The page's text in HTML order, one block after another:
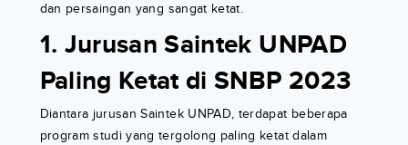
dan persaingan yang sangat ketat.
1. Jurusan Saintek UNPAD
Paling Ketat di SNBP 2023
Diantara jurusan Saintek UNPAD, terdapat beberapa
program studi yang tergolong paling ketat dalam